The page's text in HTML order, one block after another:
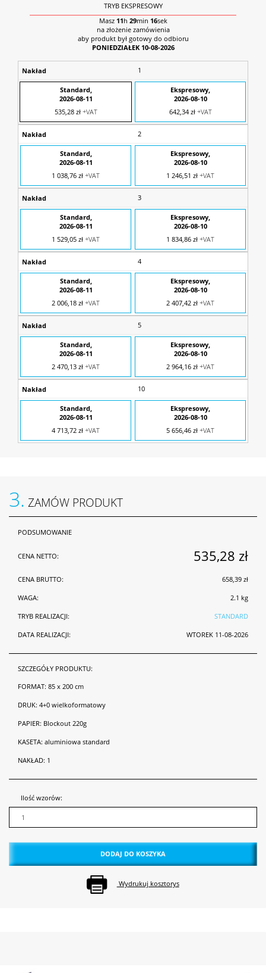
TRYB EKSPRESOWY‌‌
Masz 11h 29min 16sek
na złożenie zamówienia
aby produkt był gotowy do odbioru
PONIEDZIAŁEK 10-08-2026
1
535,28 zł +VAT 642,34 zł +VAT
2
1 038,76 zł +VAT 1 246,51 zł +VAT
3
1 529,05 zł +VAT 1 834,86 zł +VAT
4
2 006,18 zł +VAT 2 407,42 zł +VAT
5
2 470,13 zł +VAT 2 964,16 zł +VAT
10
4 713,72 zł +VAT 5 656,46 zł +VAT
3. ZAMÓW PRODUKT
PODSUMOWANIE
CENA NETTO: 535,28 zł
CENA BRUTTO: 658,39 zł
WAGA: 2.1 kg
TRYB REALIZACJI: STANDARD
DATA REALIZACJI: WTOREK 11-08-2026
SZCZEGÓŁY PRODUKTU:
FORMAT: 85 x 200 cm
DRUK: 4+0 wielkoformatowy
PAPIER: Blockout 220g
KASETA: aluminiowa standard
NAKŁAD: 1
Ilość wzorów:
DODAJ DO KOSZYKA
Wydrukuj kosztorys